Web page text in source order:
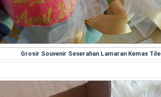
Grosir Souvenir Seserahan Lamaran Kemas Tile